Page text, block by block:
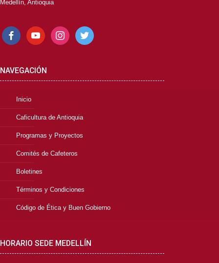
Medellín, Antioquia
facebookyoutube instagramtwitter
NAVEGACIÓN
Inicio
Caficultura de Antioquia
Programas y Proyectos
Comités de Cafeteros
Boletines
Términos y Condiciones
Código de Ética y Buen Gobierno
HORARIO SEDE MEDELLÍN